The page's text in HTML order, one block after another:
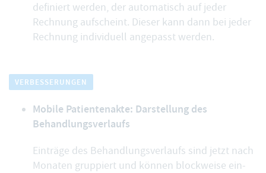
definiert werden, der automatisch auf jeder
Rechnung aufscheint. Dieser kann dann bei jeder
Rechnung individuell angepasst werden.
VERBESSERUNGEN
Mobile Patientenakte: Darstellung des
Behandlungsverlaufs
Einträge des Behandlungsverlaufs sind jetzt nach
Monaten gruppiert und können blockweise ein-